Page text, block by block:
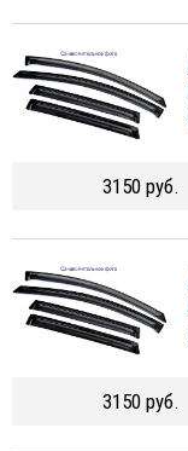
3150 руб.
3150 руб.